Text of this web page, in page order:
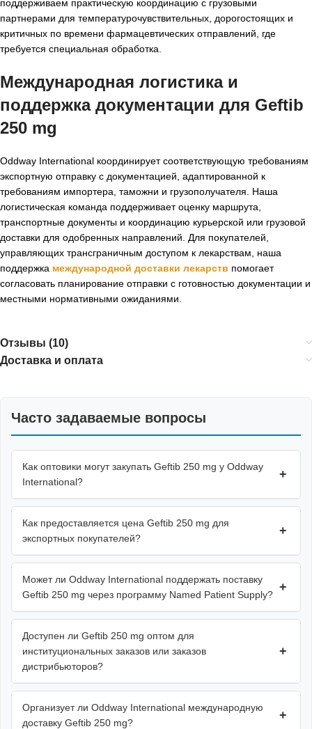
поддерживаем практическую координацию с грузовыми
партнерами для температурочувствительных, дорогостоящих и
критичных по времени фармацевтических отправлений, где
требуется специальная обработка.
Международная логистика и
поддержка документации для Geftib
250 mg
Oddway International координирует соответствующую требованиям
экспортную отправку с документацией, адаптированной к
требованиям импортера, таможни и грузополучателя. Наша
логистическая команда поддерживает оценку маршрута,
транспортные документы и координацию курьерской или грузовой
доставки для одобренных направлений. Для покупателей,
управляющих трансграничным доступом к лекарствам, наша
поддержка международной доставки лекарств помогает
согласовать планирование отправки с готовностью документации и
местными нормативными ожиданиями.
Отзывы (10)
Доставка и оплата
Часто задаваемые вопросы
Как оптовики могут закупать Geftib 250 mg у Oddway
International?
+
Как предоставляется цена Geftib 250 mg для
экспортных покупателей?
+
Может ли Oddway International поддержать поставку
Geftib 250 mg через программу Named Patient Supply?
+
Доступен ли Geftib 250 mg оптом для
институциональных заказов или заказов
дистрибьюторов?
+
Организует ли Oddway International международную
доставку Geftib 250 mg?
+